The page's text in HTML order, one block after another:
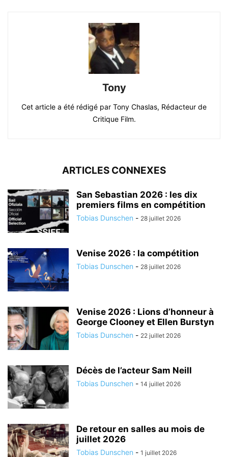
Tony
Cet article a été rédigé par Tony Chaslas, Rédacteur de
Critique Film.
ARTICLES CONNEXES
San Sebastian 2026 : les dix
premiers films en compétition
Tobias Dunschen - 28 juillet 2026
Venise 2026 : la compétition
Tobias Dunschen - 28 juillet 2026
Venise 2026 : Lions d’honneur à
George Clooney et Ellen Burstyn
Tobias Dunschen - 22 juillet 2026
Décès de l’acteur Sam Neill
Tobias Dunschen - 14 juillet 2026
De retour en salles au mois de
juillet 2026
Tobias Dunschen - 1 juillet 2026